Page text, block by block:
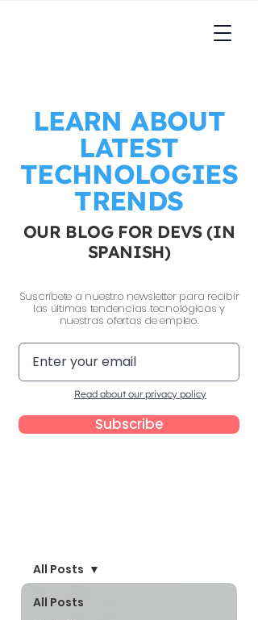
LEARN ABOUT
LATEST
TECHNOLOGIES
TRENDS
OUR BLOG FOR DEVS (IN
SPANISH)
Suscríbete a nuestro newsletter para recibir
las últimas tendencias tecnológicas y
nuestras ofertas de empleo.
Read about our privacy policy
Subscribe
All Posts
All Posts